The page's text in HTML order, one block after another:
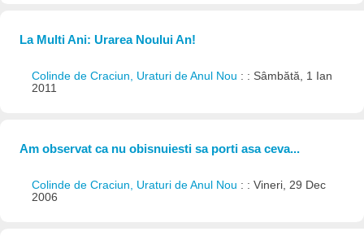
La Multi Ani: Urarea Noului An!
Colinde de Craciun, Uraturi de Anul Nou : : Sâmbătă, 1 Ian
2011
Am observat ca nu obisnuiesti sa porti asa ceva...
Colinde de Craciun, Uraturi de Anul Nou : : Vineri, 29 Dec
2006